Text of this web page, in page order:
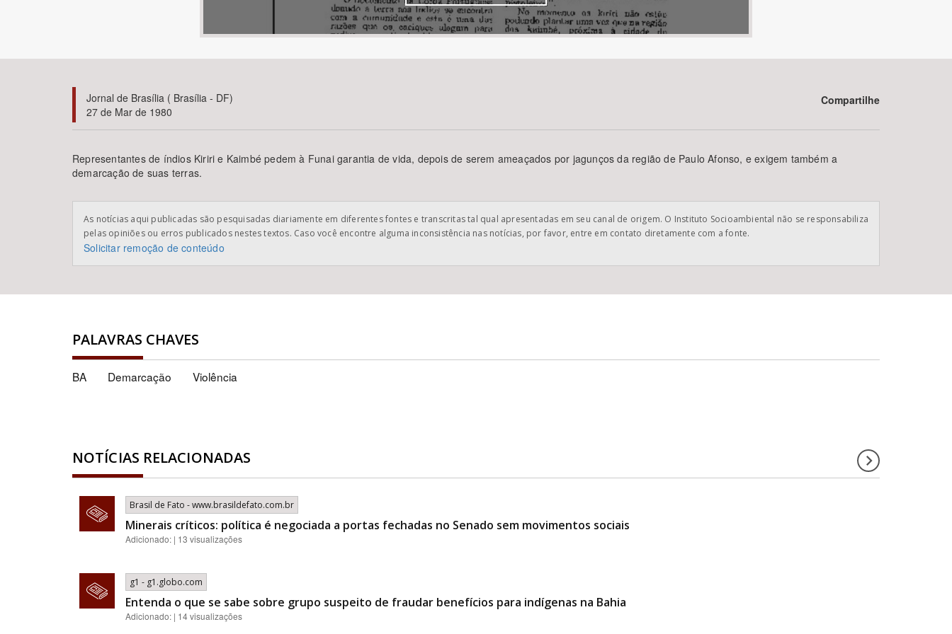
BUSCAR
Jornal de Brasília ( Brasília - DF)
27 de Mar de 1980
Compartilhe
Representantes de índios Kiriri e Kaimbé pedem à Funai garantia de vida, depois de serem ameaçados por jagunços da região de Paulo Afonso, e exigem também a
demarcação de suas terras.
As notícias aqui publicadas são pesquisadas diariamente em diferentes fontes e transcritas tal qual apresentadas em seu canal de origem. O Instituto Socioambiental não se responsabiliza
pelas opiniões ou erros publicados nestes textos. Caso você encontre alguma inconsistência nas notícias, por favor, entre em contato diretamente com a fonte.
Solicitar remoção de conteúdo
PALAVRAS CHAVES
BA Demarcação Violência
NOTÍCIAS RELACIONADAS
Brasil de Fato - www.brasildefato.com.br
Minerais críticos: política é negociada a portas fechadas no Senado sem movimentos sociais
Adicionado: | 13 visualizações
g1 - g1.globo.com
Entenda o que se sabe sobre grupo suspeito de fraudar benefícios para indígenas na Bahia
Adicionado: | 14 visualizações